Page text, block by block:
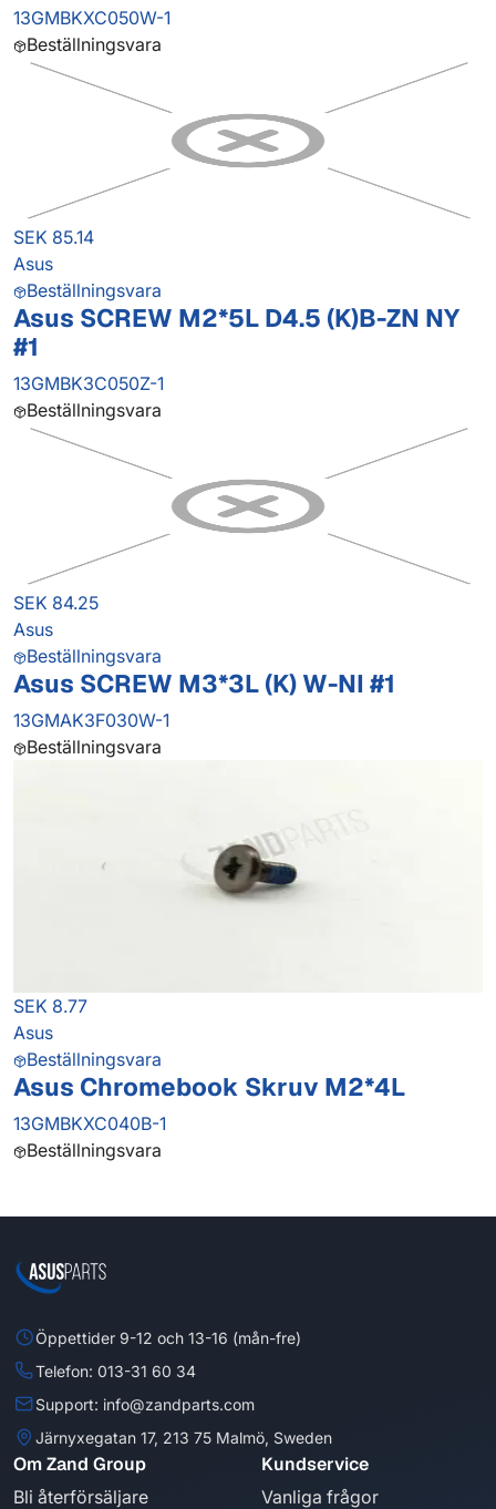
13GMBKXC050W-1
Beställningsvara
SEK 85.14
Asus
Beställningsvara
Asus SCREW M2*5L D4.5 (K)B-ZN NY
#1
13GMBK3C050Z-1
Beställningsvara
SEK 84.25
Asus
Beställningsvara
Asus SCREW M3*3L (K) W-NI #1
13GMAK3F030W-1
Beställningsvara
SEK 8.77
Asus
Beställningsvara
Asus Chromebook Skruv M2*4L
13GMBKXC040B-1
Beställningsvara
Öppettider 9-12 och 13-16 (mån-fre)
Telefon: 013-31 60 34
Support: info@zandparts.com
Järnyxegatan 17, 213 75 Malmö, Sweden
Om Zand Group
Bli återförsäljare
Kundservice
Vanliga frågor